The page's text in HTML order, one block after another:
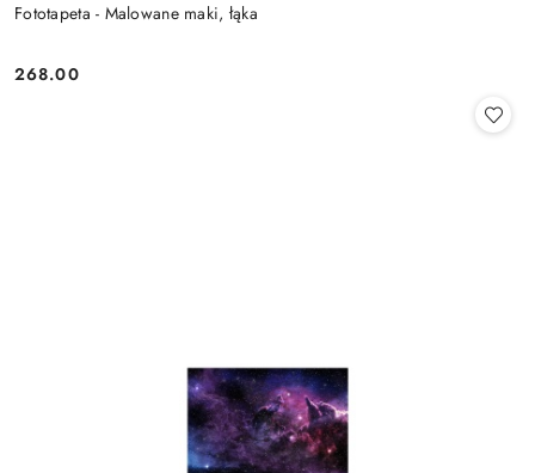
Fototapeta - Malowane maki, łąka
Cena:
268.00